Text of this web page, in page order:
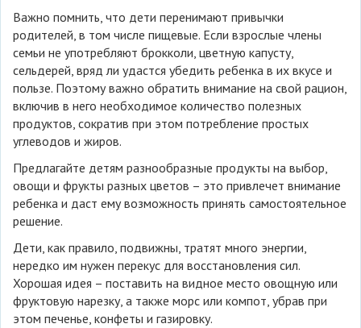
Важно помнить, что дети перенимают привычки
родителей, в том числе пищевые. Если взрослые члены
семьи не употребляют брокколи, цветную капусту,
сельдерей, вряд ли удастся убедить ребенка в их вкусе и
пользе. Поэтому важно обратить внимание на свой рацион,
включив в него необходимое количество полезных
продуктов, сократив при этом потребление простых
углеводов и жиров.
Предлагайте детям разнообразные продукты на выбор,
овощи и фрукты разных цветов – это привлечет внимание
ребенка и даст ему возможность принять самостоятельное
решение.
Дети, как правило, подвижны, тратят много энергии,
нередко им нужен перекус для восстановления сил.
Хорошая идея – поставить на видное место овощную или
фруктовую нарезку, а также морс или компот, убрав при
этом печенье, конфеты и газировку.